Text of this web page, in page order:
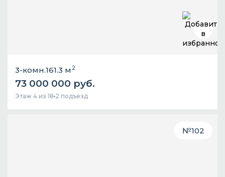
3-комн.161.3 м 2
73 000 000 руб.
Этаж 4 из 18 2 подъезд
№102